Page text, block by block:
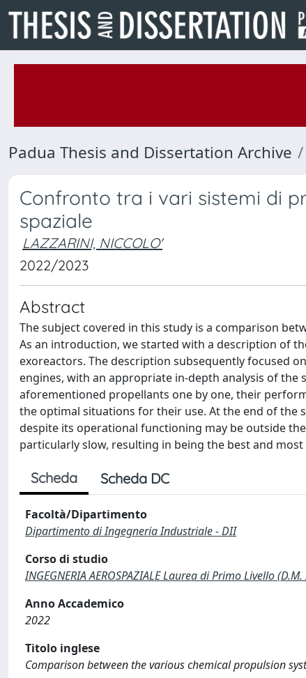
Padua Thesis and Dissertation Archive
Confronto tra i vari sistemi di
spaziale
LAZZARINI, NICCOLO'
2022/2023
Abstract
The subject covered in this study is a comparison
As an introduction, we started with a description of
exoreactors. The description subsequently focused
engines, with an appropriate in-depth analysis of
aforementioned propellants one by one, their
the optimal situations for their use. At the end of
despite its operational functioning may be outside
particularly slow, resulting in being the best and
Scheda Scheda DC
Facoltà/Dipartimento
Dipartimento di Ingegneria Industriale - DII
Corso di studio
INGEGNERIA AEROSPAZIALE Laurea di Primo Livello
Anno Accademico
2022
Titolo inglese
Comparison between the various chemical propulsion